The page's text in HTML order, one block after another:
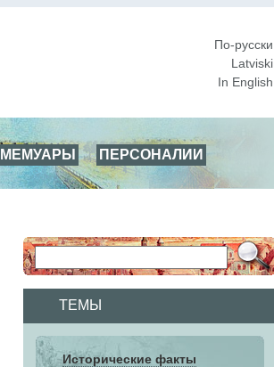
По-русски
Latviski
In English
МЕМУАРЫ
ПЕРСОНАЛИИ
ТЕМЫ
Исторические факты